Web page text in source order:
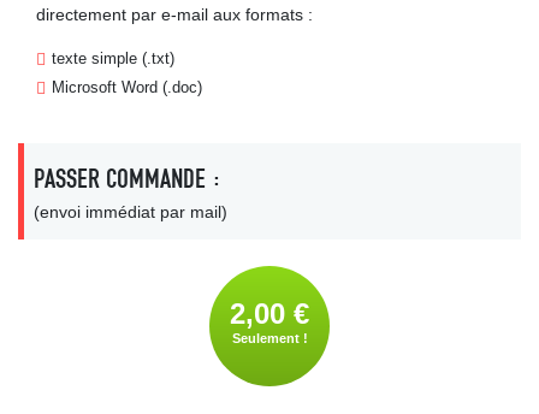
directement par e-mail aux formats :
texte simple (.txt)
Microsoft Word (.doc)
PASSER COMMANDE :
(envoi immédiat par mail)
2,00 €
Seulement !